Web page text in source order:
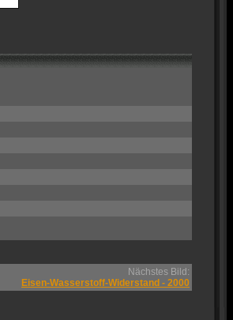
Nächstes Bild:
Eisen-Wasserstoff-Widerstand - 2000